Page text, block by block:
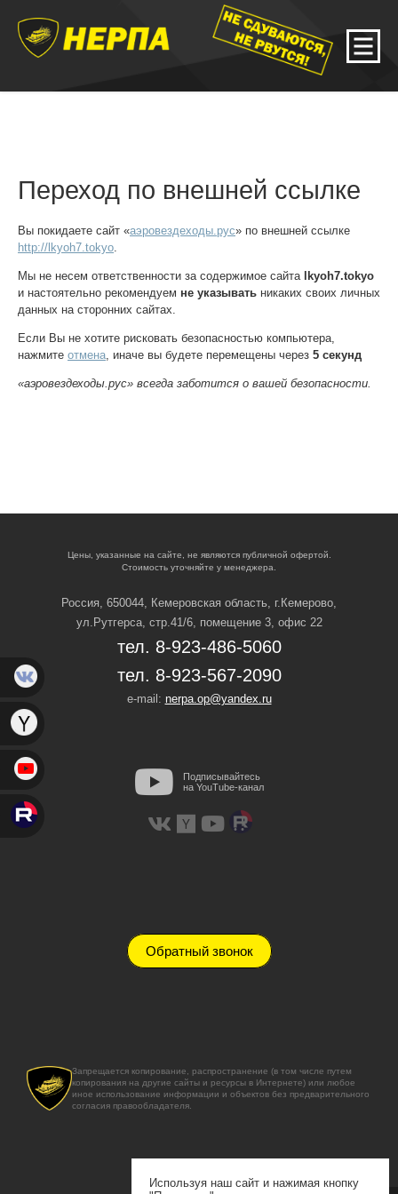
Переход по внешней ссылке
Вы покидаете сайт «аэровездеходы.рус» по внешней ссылке
http://lkyoh7.tokyo
Мы не несем ответственности за содержимое сайта lkyoh7.tokyo
и настоятельно рекомендуем не указывать никаких своих личных
данных на сторонних сайтах.
Если Вы не хотите рисковать безопасностью компьютера,
нажмите отмена , иначе вы будете перемещены через 5 секунд
«аэровездеходы.рус» всегда заботится о вашей безопасности.
Цены, указанные на сайте, не являются публичной офертой.
Стоимость уточняйте у менеджера.
Россия, 650044, Кемеровская область, г.Кемерово,
ул.Рутгерса, стр.41/6, помещение 3, офис 22
тел. 8-923-486-5060
тел. 8-923-567-2090
e-mail: nerpa.op@yandex.ru
Подписывайтесь
на YouTube-канал
Обратный звонок
Запрещается копирование, распространение (в том числе путем
копирования на другие сайты и ресурсы в Интернете) или любое
иное использование информации и объектов без предварительного
согласия правообладателя.
Используя наш сайт и нажимая кнопку